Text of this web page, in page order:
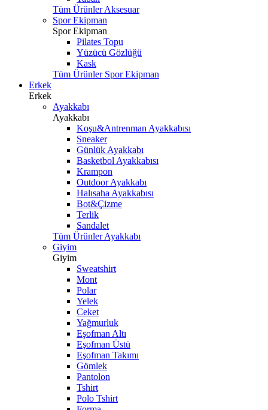
Tüm Ürünler Aksesuar
Spor Ekipman
Spor Ekipman
Pilates Topu
Yüzücü Gözlüğü
Kask
Tüm Ürünler Spor Ekipman
Erkek
Erkek
Ayakkabı
Ayakkabı
Koşu&Antrenman Ayakkabısı
Sneaker
Günlük Ayakkabı
Basketbol Ayakkabısı
Krampon
Outdoor Ayakkabı
Halısaha Ayakkabısı
Bot&Çizme
Terlik
Sandalet
Tüm Ürünler Ayakkabı
Giyim
Giyim
Sweatshirt
Mont
Polar
Yelek
Ceket
Yağmurluk
Eşofman Altı
Eşofman Üstü
Eşofman Takımı
Gömlek
Pantolon
Tshirt
Polo Tshirt